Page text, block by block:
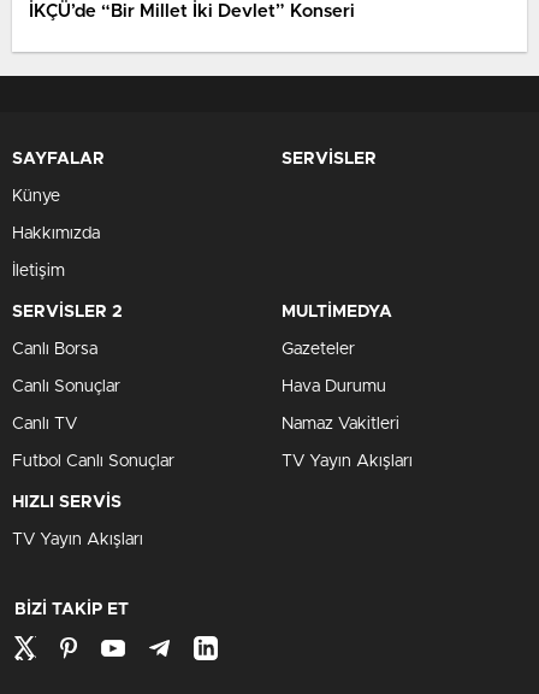
İKÇÜ’de “Bir Millet İki Devlet” Konseri
SAYFALAR
Künye
Hakkımızda
İletişim
SERVİSLER
SERVİSLER 2
Canlı Borsa
Canlı Sonuçlar
Canlı TV
Futbol Canlı Sonuçlar
MULTİMEDYA
Gazeteler
Hava Durumu
Namaz Vakitleri
TV Yayın Akışları
HIZLI SERVİS
TV Yayın Akışları
BİZİ TAKİP ET